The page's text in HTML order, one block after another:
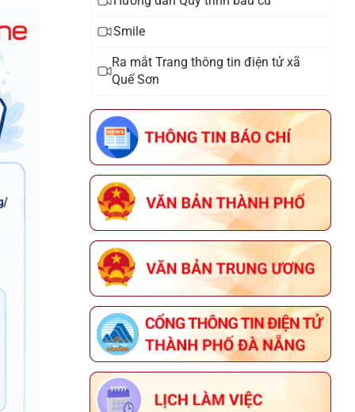
nhiệm kỳ 2021 - 2026
Smile
Ra mắt Trang thông tin điện tử xã
Quế Sơn